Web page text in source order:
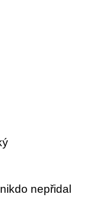
nepřidal